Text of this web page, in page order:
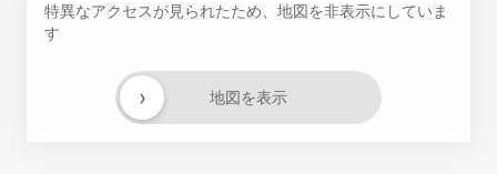
特異なアクセスが見られたため、地図を非表示にしていま
す
地図を表示
›